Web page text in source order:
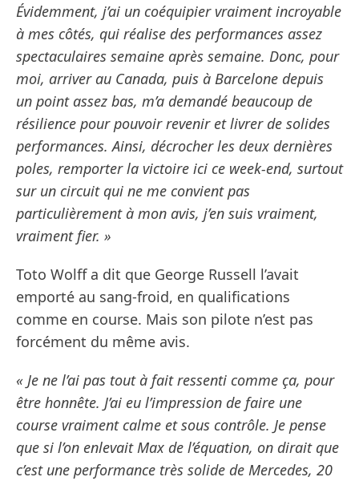
Évidemment, j’ai un coéquipier vraiment incroyable
à mes côtés, qui réalise des performances assez
spectaculaires semaine après semaine. Donc, pour
moi, arriver au Canada, puis à Barcelone depuis
un point assez bas, m’a demandé beaucoup de
résilience pour pouvoir revenir et livrer de solides
performances. Ainsi, décrocher les deux dernières
poles, remporter la victoire ici ce week-end, surtout
sur un circuit qui ne me convient pas
particulièrement à mon avis, j’en suis vraiment,
vraiment fier. »
Toto Wolff a dit que George Russell l’avait
emporté au sang-froid, en qualifications
comme en course. Mais son pilote n’est pas
forcément du même avis.
« Je ne l’ai pas tout à fait ressenti comme ça, pour
être honnête. J’ai eu l’impression de faire une
course vraiment calme et sous contrôle. Je pense
que si l’on enlevait Max de l’équation, on dirait que
c’est une performance très solide de Mercedes, 20